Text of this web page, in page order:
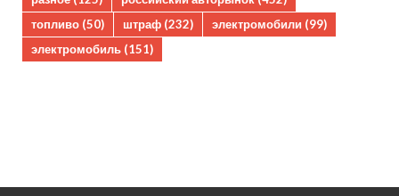
топливо (50) штраф (232) электромобили (99)
электромобиль (151)